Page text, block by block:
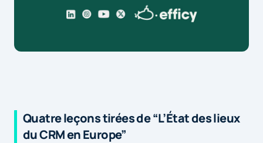
Quatre leçons tirées de “L’État des lieux
du CRM en Europe”